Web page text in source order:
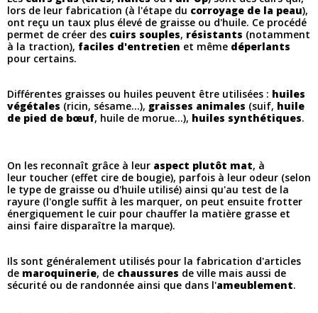
lors de leur fabrication (à l'étape du corroyage de la peau),
ont reçu un taux plus élevé de graisse ou d'huile. Ce procédé
permet de créer des cuirs souples, résistants (notamment
à la traction), faciles d'entretien et même déperlants
pour certains.
Différentes graisses ou huiles peuvent être utilisées : huiles
végétales (ricin, sésame...), graisses animales (suif, huile
de pied de bœuf, huile de morue...), huiles synthétiques.
On les reconnaît grâce à leur aspect plutôt mat, à
leur toucher (effet cire de bougie), parfois à leur odeur (selon
le type de graisse ou d'huile utilisé) ainsi qu'au test de la
rayure (l'ongle suffit à les marquer, on peut ensuite frotter
énergiquement le cuir pour chauffer la matière grasse et
ainsi faire disparaître la marque).
Ils sont généralement utilisés pour la fabrication d'articles
de maroquinerie, de chaussures de ville mais aussi de
sécurité ou de randonnée ainsi que dans l'ameublement.